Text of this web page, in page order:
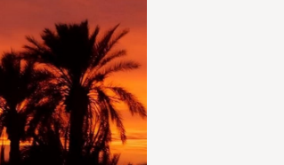
راهنمای سفر به کیش و
راهنمای سفر به کیش
به این شرح است: